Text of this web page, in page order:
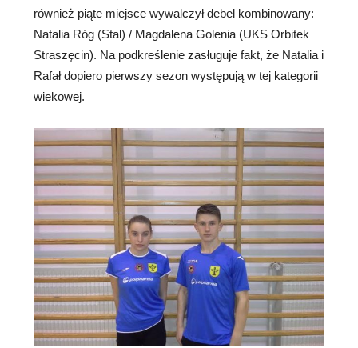
również piąte miejsce wywalczył debel kombinowany:
Natalia Róg (Stal) / Magdalena Golenia (UKS Orbitek
Straszęcin). Na podkreślenie zasługuje fakt, że Natalia i
Rafał dopiero pierwszy sezon występują w tej kategorii
wiekowej.